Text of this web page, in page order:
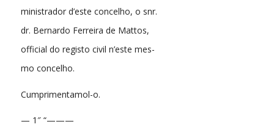
ministrador d’este concelho, o snr.
dr. Bernardo Ferreira de Mattos,
official do registo civil n’este mes-
mo concelho.
Cumprimentamol-o.
— 1″ “———